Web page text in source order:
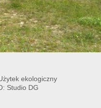
ekologiczny
Studio DG